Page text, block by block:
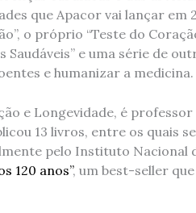
que Apacor vai lançar em
o próprio “Teste do
Saudáveis” e uma série de
e humanizar a medicina.
e Longevidade, é
13 livros, entre os quais
pelo Instituto Nacional
120 anos”, um best-seller